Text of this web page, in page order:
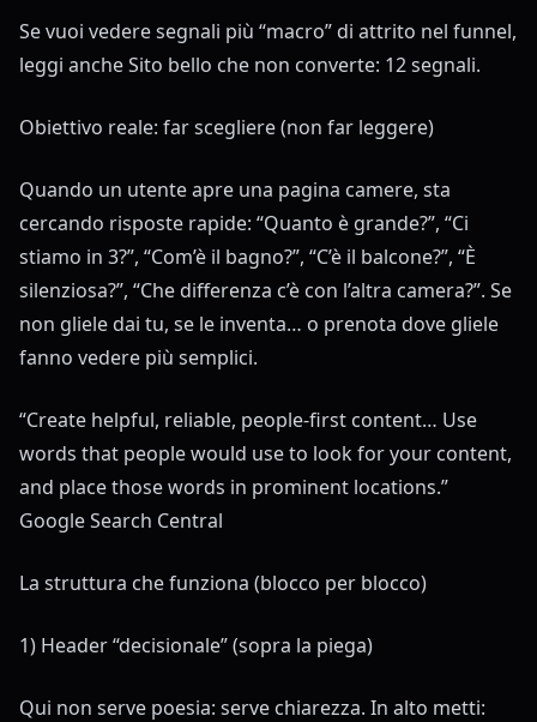
Se vuoi vedere segnali più “macro” di attrito nel funnel,
leggi ancheSito bello che non converte: 12 segnali.
Obiettivo reale: far scegliere (non far leggere)
Quando un utente apre una pagina camere, sta
cercando risposte rapide: “Quanto è grande?”, “Ci
stiamo in 3?”, “Com’è il bagno?”, “C’è il balcone?”, “È
silenziosa?”, “Che differenza c’è con l’altra camera?”. Se
non gliele dai tu, se le inventa… o prenota dove gliele
fanno vedere più semplici.
“Create helpful, reliable, people-first content… Use
words that people would use to look for your content,
and place those words in prominent locations.”
Google Search Central
La struttura che funziona (blocco per blocco)
1) Header “decisionale” (sopra la piega)
Qui non serve poesia: serve chiarezza. In alto metti: